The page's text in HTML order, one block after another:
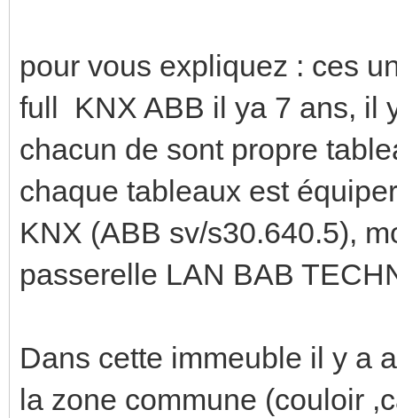
pour vous expliquez : ces
full KNX ABB il ya 7 ans, il
chacun de sont propre
chaque tableaux est
KNX (ABB sv/s30.640.5),
passerelle LAN BAB
Dans cette immeuble il y a
la zone commune (couloir